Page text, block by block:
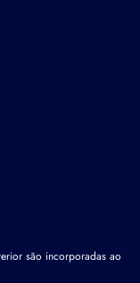
são incorporadas ao